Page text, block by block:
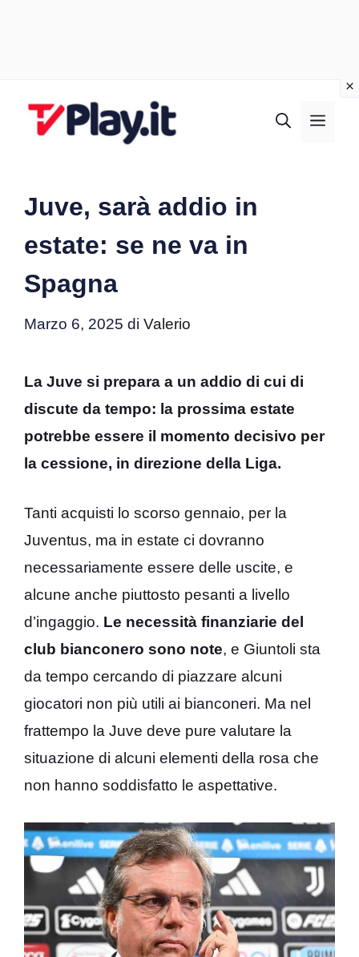
Juve, sarà addio in
estate: se ne va in
Spagna
Marzo 6, 2025 di Valerio
La Juve si prepara a un addio di cui di
discute da tempo: la prossima estate
potrebbe essere il momento decisivo per
la cessione, in direzione della Liga.
Tanti acquisti lo scorso gennaio, per la
Juventus, ma in estate ci dovranno
necessariamente essere delle uscite, e
alcune anche piuttosto pesanti a livello
d’ingaggio. Le necessità finanziarie del
club bianconero sono note, e Giuntoli sta
da tempo cercando di piazzare alcuni
giocatori non più utili ai bianconeri. Ma nel
frattempo la Juve deve pure valutare la
situazione di alcuni elementi della rosa che
non hanno soddisfatto le aspettative.